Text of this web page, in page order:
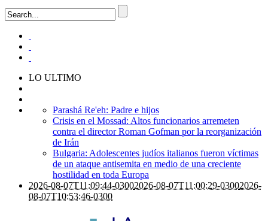
LO ULTIMO
Parashá Re'eh: Padre e hijos
Crisis en el Mossad: Altos funcionarios arremeten
contra el director Roman Gofman por la reorganización
de Irán
Bulgaria: Adolescentes judíos italianos fueron víctimas
de un ataque antisemita en medio de una creciente
hostilidad en toda Europa
2026-08-07T11:09:44-03002026-08-07T11:00:29-03002026-
08-07T10:53:46-0300